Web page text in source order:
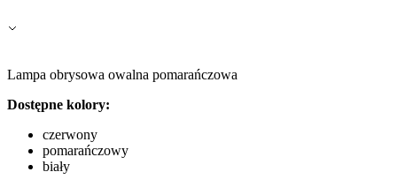
Lampa obrysowa owalna pomarańczowa
Dostępne kolory:
czerwony
pomarańczowy
biały